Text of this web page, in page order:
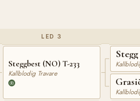
LED 3
Steggbest (NO) T-233
Kallblodig Travare